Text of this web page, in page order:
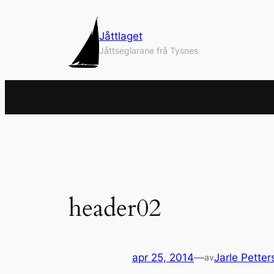
Jåttlaget
Jåttseglarane frå Tysnes
header02
apr 25, 2014—avJarle